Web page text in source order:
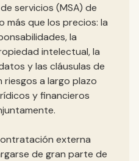
servicios (MSA) de
más que los precios: la
la
intelectual, la
y las cláusulas de
a largo plazo
y financieros
externa
de gran parte de